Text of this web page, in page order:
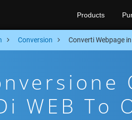
Products
Conversion Converti Webpage
WEB To